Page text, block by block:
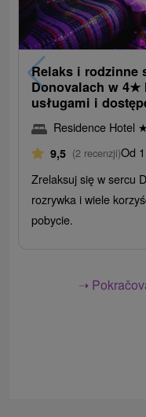
Relaks i rodzinne
Donovalach w 4★
usługami i
Residence Hotel ★
9,5 (2 recenzji)Od
Zrelaksuj się w sercu
rozrywka i wiele
pobycie.
➝